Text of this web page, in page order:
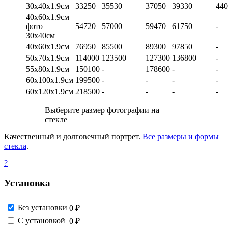
30х40х1.9см
33250 35530 37050 39330
40х60х1.9см
фото
30х40см
54720 57000 59470 61750 -
40х60х1.9см 76950 85500 89300 97850
-
50х70х1.9см
114000 123500 127300 136800
-
55х80х1.9см
150100 - 178600 -
-
60х100х1.9см 199500 - - -
-
60х120х1.9см 218500 - - - -
Выберите размер фотографии на
стекле
Качественный и долговечный портрет. Все размеры и формы
стекла.
?
Установка
Без установки 0 ₽
С установкой 0 ₽